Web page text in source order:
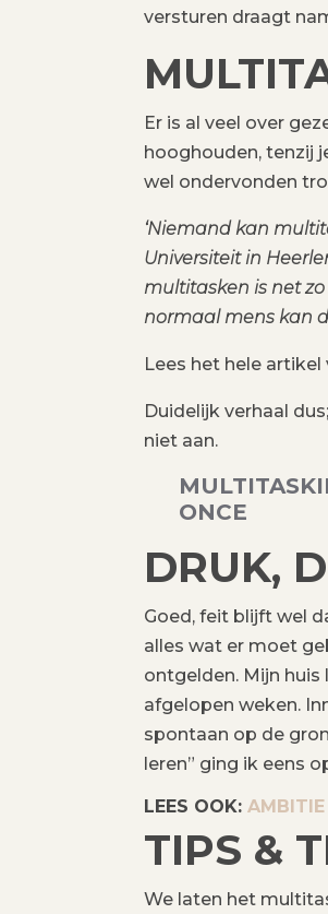
versturen draagt
Er is al veel over
hooghouden, tenzij
wel ondervonden
‘Niemand kan
Universiteit in
multitasken is net
normaal mens kan
Lees het hele artikel
Duidelijk verhaal
niet aan.
ONCE
DRUK,
Goed, feit blijft wel
alles wat er moet
ontgelden. Mijn huis
afgelopen weken.
spontaan op de
leren” ging ik eens
LEES OOK: AMBITIE
TIPS &
We laten het